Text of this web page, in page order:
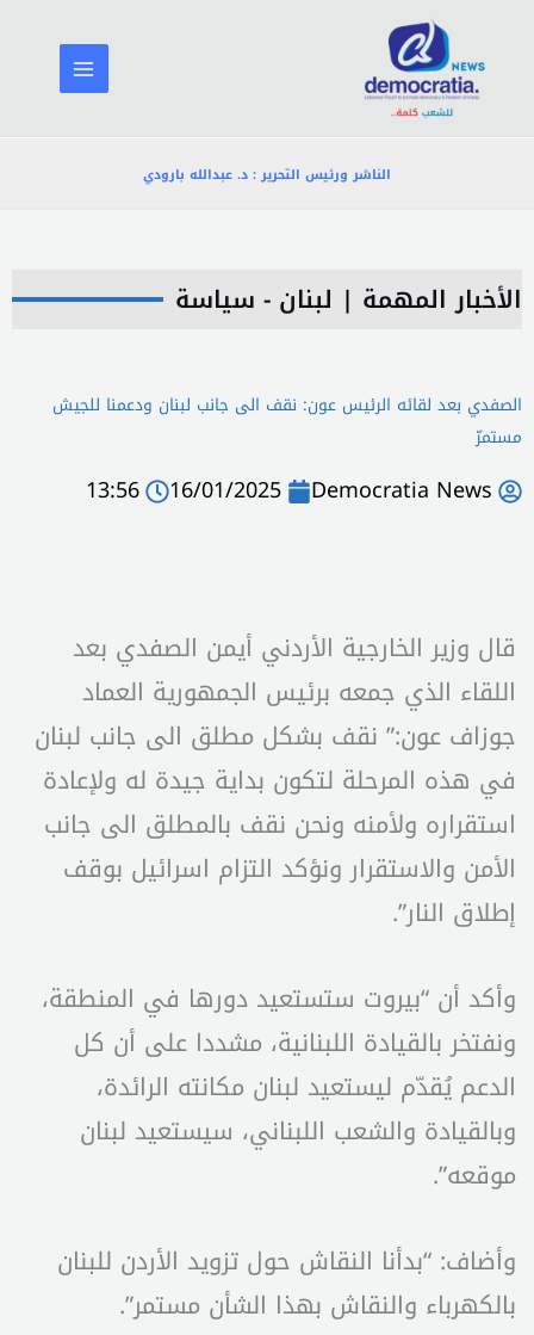
المحتوى
الناشر ورئيس التحرير : د. عبدالله بارودي
الأخبار المهمة | لبنان - سياسة
الصفدي بعد لقائه الرئيس عون: نقف الى جانب لبنان ودعمنا للجيش
مستمرّ
Democratia News
16/01/2025
13:56
قال وزير الخارجية الأردني أيمن الصفدي بعد
اللقاء الذي جمعه برئيس الجمهورية العماد
جوزاف عون:” نقف بشكل مطلق الى جانب لبنان
في هذه المرحلة لتكون بداية جيدة له ولإعادة
استقراره ولأمنه ونحن نقف بالمطلق الى جانب
الأمن والاستقرار ونؤكد التزام اسرائيل بوقف
إطلاق النار”.
وأكد أن “بيروت ستستعيد دورها في المنطقة،
ونفتخر بالقيادة اللبنانية، مشددا على أن كل
الدعم يُقدّم ليستعيد لبنان مكانته الرائدة،
وبالقيادة والشعب اللبناني، سيستعيد لبنان
موقعه”.
وأضاف: “بدأنا النقاش حول تزويد الأردن للبنان
بالكهرباء والنقاش بهذا الشأن مستمر”.